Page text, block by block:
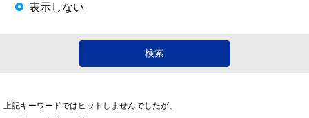
表示しない
上記キーワードではヒットしませんでしたが、